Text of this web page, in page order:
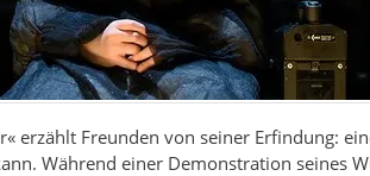
erzählt Freunden von seiner Erfindung:
Während einer Demonstration seines